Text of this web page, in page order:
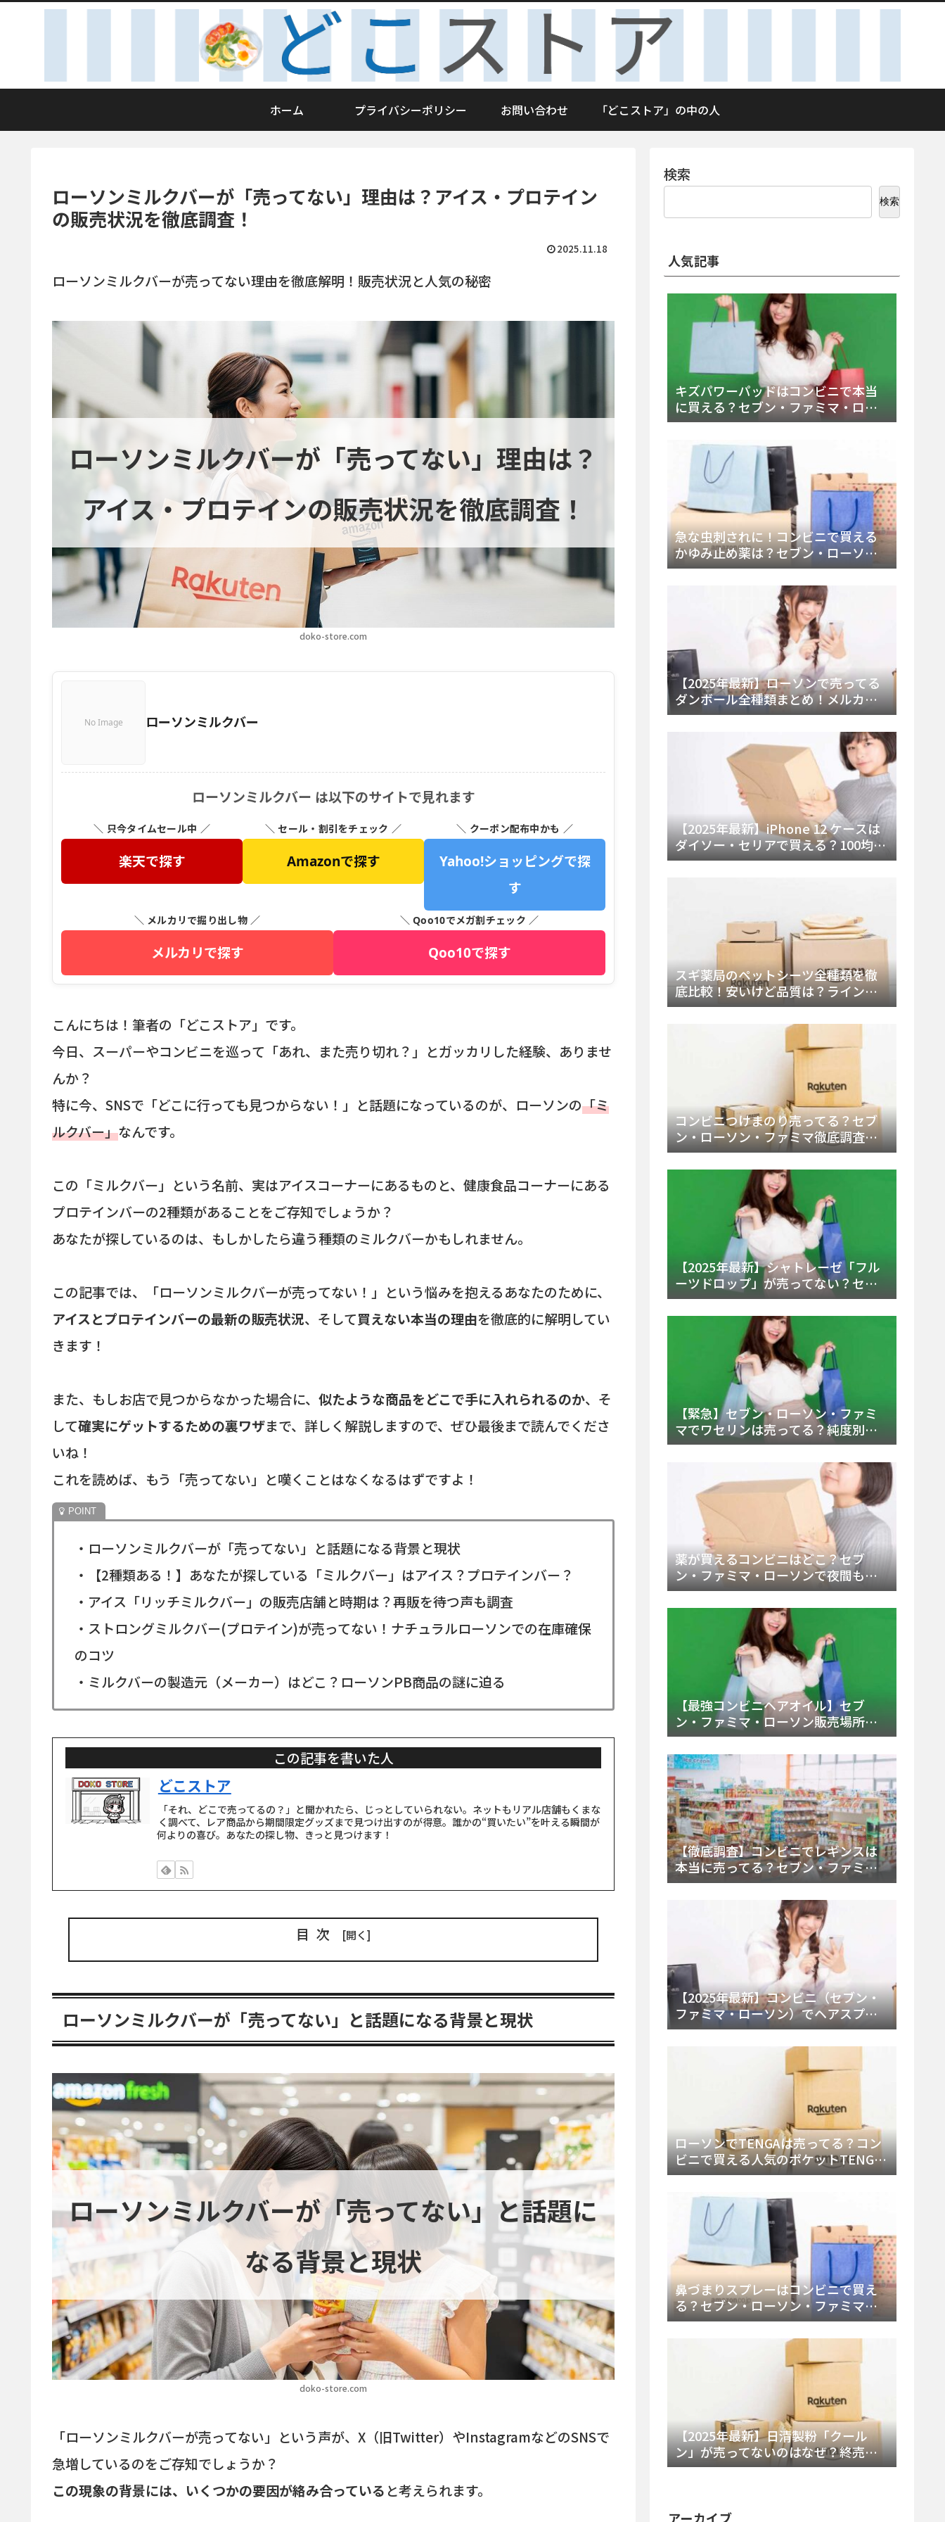
ホーム プライバシーポリシー お問い合わせ 「どこストア」の中の人
ローソンミルクバーが「売ってない」理由は？アイス・プロテイン
の販売状況を徹底調査！
2025.11.18
ローソンミルクバーが売ってない理由を徹底解明！販売状況と人気の秘密
doko-store.com
ローソンミルクバーが「売ってない」理由は？
アイス・プロテインの販売状況を徹底調査！
No Image ローソンミルクバー
ローソンミルクバー は以下のサイトで見れます
＼ 只今タイムセール中 ／
楽天で探す
＼ セール・割引をチェック ／
Amazonで探す
＼ クーポン配布中かも ／
Yahoo!ショッピングで探
す
＼ メルカリで掘り出し物 ／
メルカリで探す
＼ Qoo10でメガ割チェック ／
Qoo10で探す
こんにちは！筆者の「どこストア」です。
今日、スーパーやコンビニを巡って「あれ、また売り切れ？」とガッカリした経験、ありませ
んか？
特に今、SNSで「どこに行っても見つからない！」と話題になっているのが、ローソンの「ミ
ルクバー」なんです。
この「ミルクバー」という名前、実はアイスコーナーにあるものと、健康食品コーナーにある
プロテインバーの2種類があることをご存知でしょうか？
あなたが探しているのは、もしかしたら違う種類のミルクバーかもしれません。
この記事では、「ローソンミルクバーが売ってない！」という悩みを抱えるあなたのために、
アイスとプロテインバーの最新の販売状況、そして買えない本当の理由を徹底的に解明してい
きます！
また、もしお店で見つからなかった場合に、 似たような商品をどこで手に入れられるのか、そ
して確実にゲットするための裏ワザまで、詳しく解説しますので、ぜひ最後まで読んでくださ
いね！
これを読めば、もう「売ってない」と嘆くことはなくなるはずですよ！
・ローソンミルクバーが「売ってない」と話題になる背景と現状
・【2種類ある！】あなたが探している「ミルクバー」はアイス？プロテインバー？
・アイス「リッチミルクバー」の販売店舗と時期は？再販を待つ声も調査
・ストロングミルクバー(プロテイン)が売ってない！ナチュラルローソンでの在庫確保
のコツ
・ミルクバーの製造元（メーカー）はどこ？ローソンPB商品の謎に迫る
この記事を書いた人
どこストア
「それ、どこで売ってるの？」と聞かれたら、じっとしていられない。ネットもリアル店舗もくまな
く調べて、レア商品から期間限定グッズまで見つけ出すのが得意。誰かの“買いたい”を叶える瞬間が
何よりの喜び。あなたの探し物、きっと見つけます！
目次
ローソンミルクバーが「売ってない」と話題になる背景と現状
doko-store.com
ローソンミルクバーが「売ってない」と話題に
なる背景と現状
「ローソンミルクバーが売ってない」という声が、X（旧Twitter）やInstagramなどのSNSで
急増しているのをご存知でしょうか？
この現象の背景には、いくつかの要因が絡み合っている と考えられます。
検索
検索
人気記事
キズパワーパッドはコンビニで本当
に買える？セブン・ファミマ・ロー
ソン徹底調査＆値段と種類別販売場
急な虫刺されに！コンビニで買える
かゆみ止め薬は？セブン・ローソ
ン・ファミマの販売状況と定番商品
【2025年最新】ローソンで売ってる
ダンボール全種類まとめ！メルカリ
便・ゆうパック対応サイズと価格を
【2025年最新】iPhone 12 ケースは
ダイソー・セリアで買える？100均の
在庫状況と失敗しない選び方を徹底
スギ薬局のペットシーツ全種類を徹
底比較！安いけど品質は？ラインナ
ップと販売店（Amazon・楽天含む）
コンビニつけまのり売ってる？セブ
ン・ローソン・ファミマ徹底調査！
ドンキや薬局、Amazon楽天で買う方
法まとめ
【2025年最新】シャトレーゼ「フル
ーツドロップ」が売ってない？セブ
ンでの販売終了理由と代替アイスを
徹底解説！
【緊急】セブン・ローソン・ファミ
マでワセリンは売ってる？純度別お
すすめ品と販売場所を徹底まとめ
薬が買えるコンビニはどこ？セブ
ン・ファミマ・ローソンで夜間も買
える市販薬の種類と販売店の探し方
【2025年最新】
【最強コンビニヘアオイル】セブ
ン・ファミマ・ローソン販売場所
は？今すぐ買えるおすすめ市販品を
徹底調査！
【徹底調査】コンビニでレギンスは
本当に売ってる？セブン・ファミ
マ・ローソンの取扱店舗とメーカ
ー・内容物を詳しく調べてみた！
【2025年最新】コンビニ（セブン・
ファミマ・ローソン）でヘアスプレ
ーは売ってる？販売場所と買える種
類・値段を徹底調査！
ローソンでTENGAは売ってる？コン
ビニで買える人気のポケットTENGA
とエッグの取り扱い店舗と陳列場所
を徹底解説！
鼻づまりスプレーはコンビニで買え
る？セブン・ローソン・ファミマの
販売時間と主要製品を徹底解説
【2025年最新】日清製粉「クール
ン」が売ってないのはなぜ？終売の
真相とレアチーズケーキ代替品・再
アーカイブ